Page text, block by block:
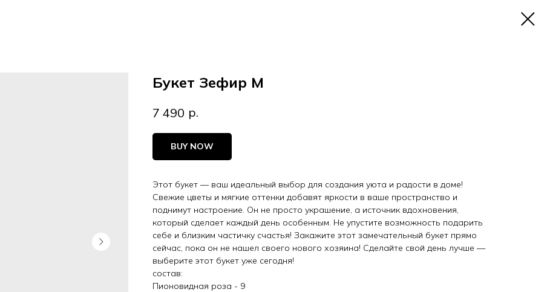
Букет Зефир М
7 490 р.
BUY NOW
Этот букет — ваш идеальный выбор для создания уюта и радости в доме!
Свежие цветы и мягкие оттенки добавят яркости в ваше пространство и
поднимут настроение. Он не просто украшение, а источник вдохновения,
который сделает каждый день особенным. Не упустите возможность подарить
себе и близким частичку счастья! Закажите этот замечательный букет прямо
сейчас, пока он не нашел своего нового хозяина! Сделайте свой день лучше —
выберите этот букет уже сегодня!
состав:
Пионовидная роза - 9